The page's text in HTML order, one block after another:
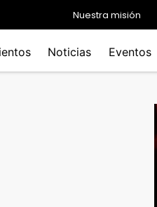
Nuestra misión
Noticias Eventos